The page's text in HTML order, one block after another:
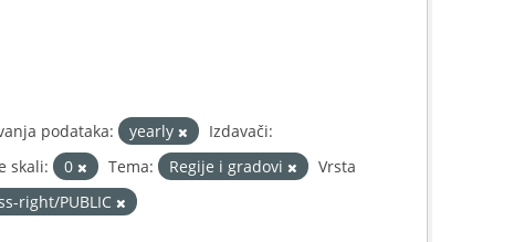
podataka: yearly
Izdavači:
skali: 0 Tema: Regije i gradovi
Vrsta
right/PUBLIC